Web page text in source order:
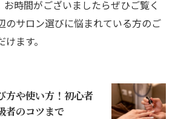
お時間がございましたらぜひご覧く
のサロン選びに悩まれている方のご
ます。
方や使い方！初心者
者のコツまで